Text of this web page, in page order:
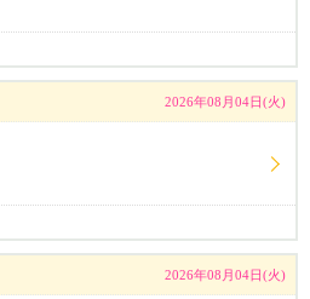
2026年08月04日(火)
2026年08月04日(火)